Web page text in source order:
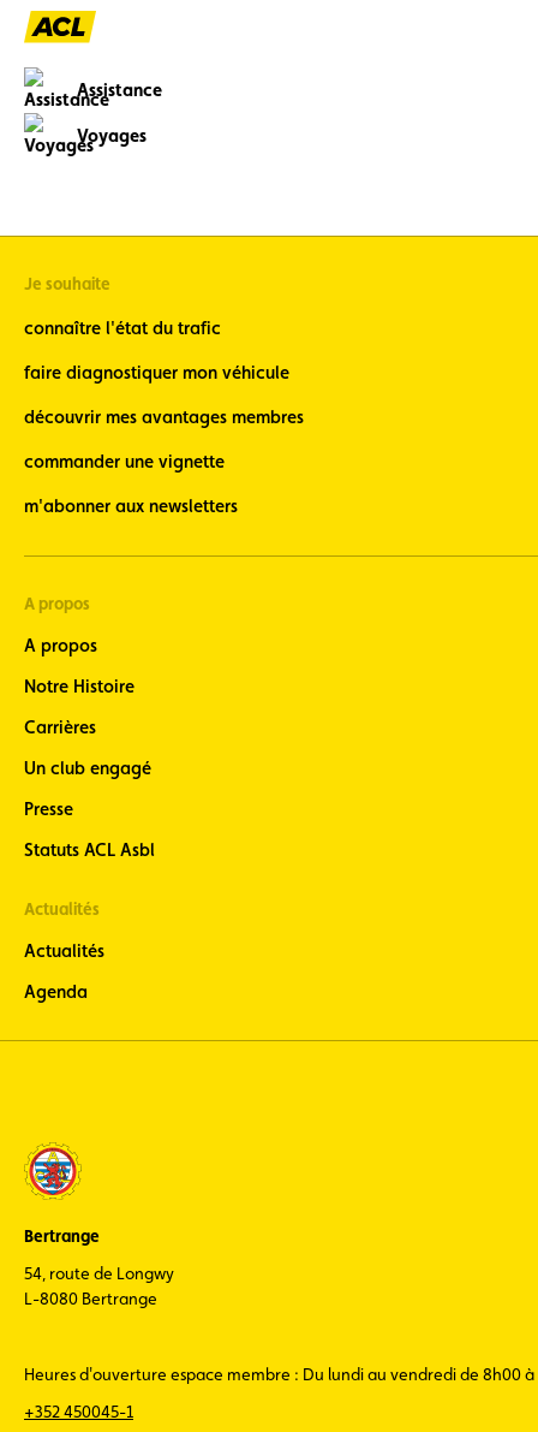
Assistance
Voyages
Je souhaite
connaître l'état du trafic
faire diagnostiquer mon véhicule
découvrir mes avantages membres
commander une vignette
m'abonner aux newsletters
A propos
A propos
Notre Histoire
Carrières
Un club engagé
Presse
Statuts ACL Asbl
Actualités
Actualités
Agenda
Bertrange
54, route de Longwy
L-8080 Bertrange
Heures d'ouverture espace membre : Du lundi au vendredi de 8h00 à
+352 450045-1